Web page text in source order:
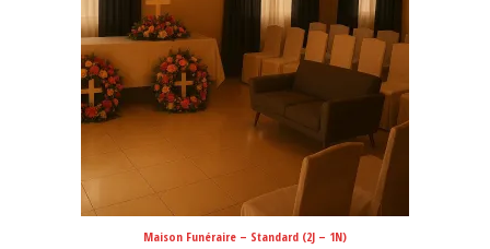
Maison Funéraire – Standard (2J – 1N)